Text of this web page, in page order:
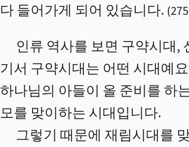
다 들어가게 되어 있습니다. (275
인류 역사를 보면 구약시대,
기서 구약시대는 어떤 시대예
하나님의 아들이 올 준비를 하
모를 맞이하는 시대입니다.
그렇기 때문에 재림시대를